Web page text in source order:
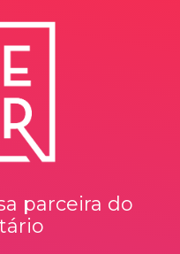
parceira do